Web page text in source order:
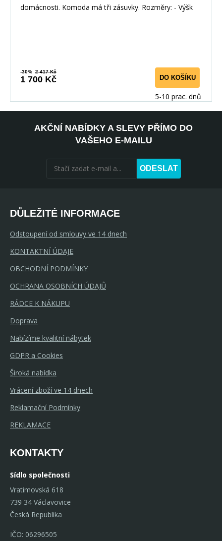
domácnosti. Komoda má tři zásuvky. Rozměry: - Výšk
-30% 2 417 Kč
1 700 Kč DO KOŠÍKU
5-10 prac. dnů
AKČNÍ NABÍDKY A SLEVY PŘÍMO DO
VAŠEHO E-MAILU
ODESLAT
DŮLEŽITÉ INFORMACE
Odstoupení od smlouvy ve 14 dnech
KONTAKTNÍ ÚDAJE
OBCHODNÍ PODMÍNKY
OCHRANA OSOBNÍCH ÚDAJŮ
RÁDCE K NÁKUPU
Doprava
Nabízíme kvalitní nábytek
GDPR a Cookies
Široká nabídka
Vrácení zboží ve 14 dnech
Reklamační Podmínky
REKLAMACE
KONTAKTY
Sídlo společnosti
Vratimovská 618
739 34 Václavovice
Česká Republika
IČO: 06296505